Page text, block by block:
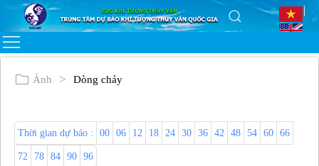
Ảnh Dòng chảy
Thời gian dự báo : 00 06 12 18 24 30 36 42 48 54 60 66
72 78 84 90 96